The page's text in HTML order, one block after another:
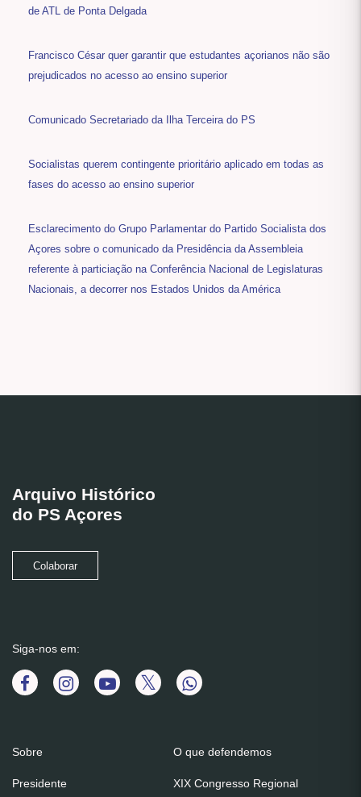
de ATL de Ponta Delgada
Francisco César quer garantir que estudantes açorianos não são
prejudicados no acesso ao ensino superior
Comunicado Secretariado da Ilha Terceira do PS
Socialistas querem contingente prioritário aplicado em todas as
fases do acesso ao ensino superior
Esclarecimento do Grupo Parlamentar do Partido Socialista dos
Açores sobre o comunicado da Presidência da Assembleia
referente à particiação na Conferência Nacional de Legislaturas
Nacionais, a decorrer nos Estados Unidos da América
Arquivo Histórico
do PS Açores
Colaborar
Siga-nos em:
Sobre
Presidente
O que defendemos
XIX Congresso Regional